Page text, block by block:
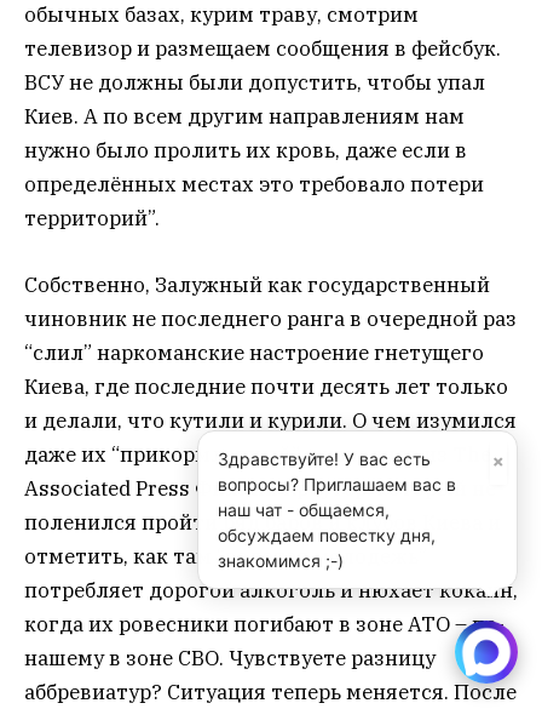
обычных базах, курим траву, смотрим
телевизор и размещаем сообщения в фейсбук.
ВСУ не должны были допустить, чтобы упал
Киев. А по всем другим направлениям нам
нужно было пролить их кровь, даже если в
определённых местах это требовало потери
территорий”.
Собственно, Залужный как государственный
чиновник не последнего ранга в очередной раз
“слил” наркоманские настроение гнетущего
Киева, где последние почти десять лет только
и делали, что кутили и курили. О чем изумился
даже их “прикормленный” журналист из The
Associated Press Филипп Кроутер, который не
поленился пройти ряд баров и клубов Киева и
отметить, как там “золотая молодежь”
потребляет дорогой алкоголь и нюхает кокаин,
когда их ровесники погибают в зоне АТО – по-
нашему в зоне СВО. Чувствуете разницу
аббревиатур? Ситуация теперь меняется. После
×
Здравствуйте! У вас есть
вопросы? Приглашаем вас в
наш чат - общаемся,
обсуждаем повестку дня,
знакомимся ;-)